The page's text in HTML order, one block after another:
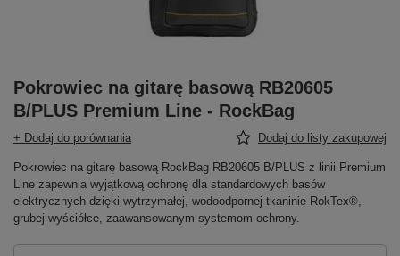
Pokrowiec na gitarę basową RB20605
B/PLUS Premium Line - RockBag
+ Dodaj do porównania Dodaj do listy zakupowej
Pokrowiec na gitarę basową RockBag RB20605 B/PLUS z linii Premium
Line zapewnia wyjątkową ochronę dla standardowych basów
elektrycznych dzięki wytrzymałej, wodoodpornej tkaninie RokTex®,
grubej wyściółce, zaawansowanym systemom ochrony.